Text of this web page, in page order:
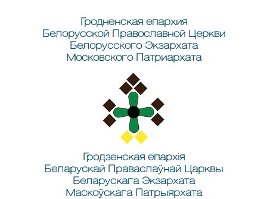
Гродненская епархия
Белорусской Православной Церкви
Белорусского Экзархата
Московского Патриархата
Гродзенская епархія
Беларускай Праваслаўнай Царквы
Беларускага Экзархата
Маскоўскага Патрыярхата